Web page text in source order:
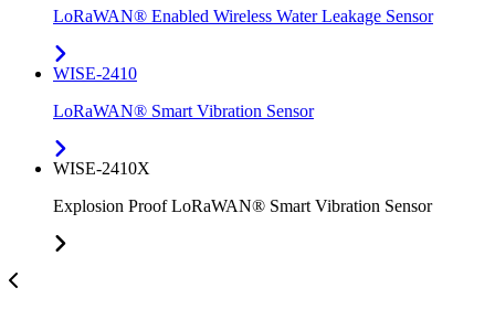
LoRaWAN® Enabled Wireless Water Leakage Sensor
WISE-2410
LoRaWAN® Smart Vibration Sensor
WISE-2410X
Explosion Proof LoRaWAN® Smart Vibration Sensor